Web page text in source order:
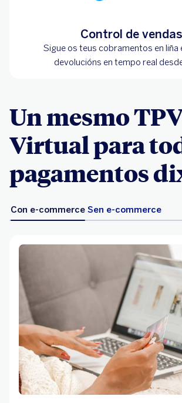
Control de vendas
Sigue os teus cobramentos en liña
devolucións en tempo real
Un mesmo
Virtual para
pagamentos
Con e-commerce Sen e-commerce